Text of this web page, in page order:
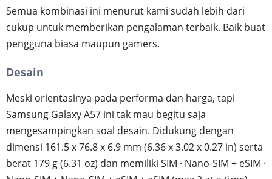
Semua kombinasi ini menurut kami sudah lebih dari
cukup untuk memberikan pengalaman terbaik. Baik buat
pengguna biasa maupun gamers.
Desain
Meski orientasinya pada performa dan harga, tapi
Samsung Galaxy A57 ini tak mau begitu saja
mengesampingkan soal desain. Didukung dengan
dimensi 161.5 x 76.8 x 6.9 mm (6.36 x 3.02 x 0.27 in) serta
berat 179 g (6.31 oz) dan memiliki SIM · Nano-SIM + eSIM ·